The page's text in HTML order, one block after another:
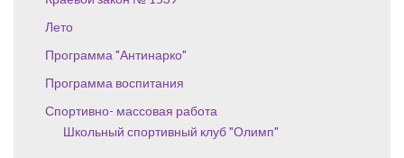
Лето
Программа "Антинарко"
Программа воспитания
Спортивно- массовая работа
Школьный спортивный клуб "Олимп"